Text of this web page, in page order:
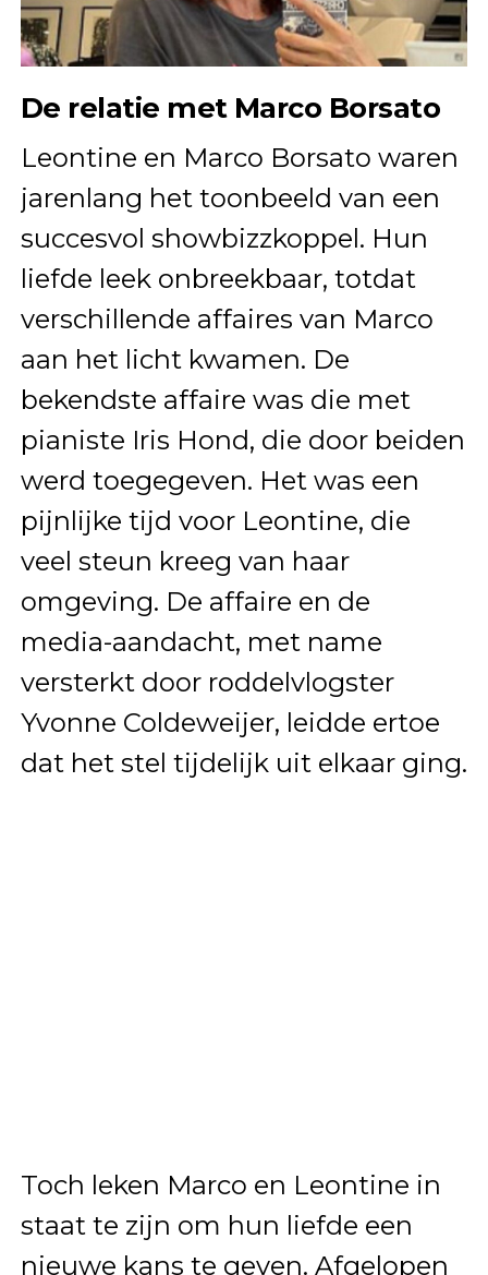
De relatie met Marco Borsato
Leontine en Marco Borsato waren
jarenlang het toonbeeld van een
succesvol showbizzkoppel. Hun
liefde leek onbreekbaar, totdat
verschillende affaires van Marco
aan het licht kwamen. De
bekendste affaire was die met
pianiste Iris Hond, die door beiden
werd toegegeven. Het was een
pijnlijke tijd voor Leontine, die
veel steun kreeg van haar
omgeving. De affaire en de
media-aandacht, met name
versterkt door roddelvlogster
Yvonne Coldeweijer, leidde ertoe
dat het stel tijdelijk uit elkaar ging.
Toch leken Marco en Leontine in
staat te zijn om hun liefde een
nieuwe kans te geven. Afgelopen